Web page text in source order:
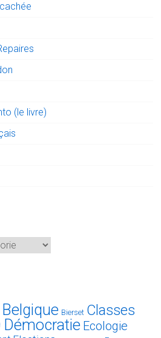
(le livre)
Belgique Bierset Classes
Démocratie Ecologie